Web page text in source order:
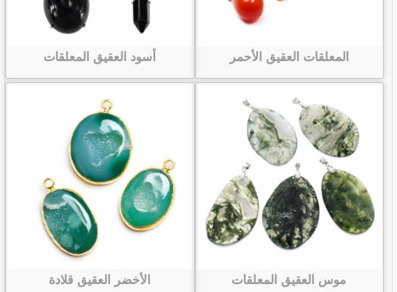
أسود العقيق المعلقات المعلقات العقيق الأحمر
الأخضر العقيق قلادة موس العقيق المعلقات